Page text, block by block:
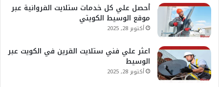
أحصل علي كل خدمات ستلايت الفروانية عبر
موقع الوسيط الكويتي
أكتوبر 28, 2025
اعثر علي فني ستلايت القرين في الكويت عبر
الوسيط
أكتوبر 28, 2025